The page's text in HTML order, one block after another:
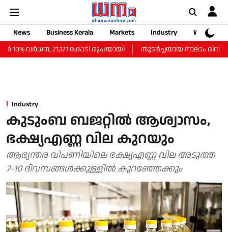
News Business Kerala Markets Industry
Web
21,121 കോടി രൂപയായി
തുടർച്ചയായ നാലാം
Industry
കുടുംബ ബജറ്റില്‍ ആശ്വാസം,
ഭക്ഷ്യഎണ്ണ വില കുറയും
ആഭ്യന്തര വിപണിയിലെ ഭക്ഷ്യഎണ്ണ വില അടുത്ത
7-10 ദിവസങ്ങള്‍ക്കുള്ളില്‍ കുറഞ്ഞേക്കും